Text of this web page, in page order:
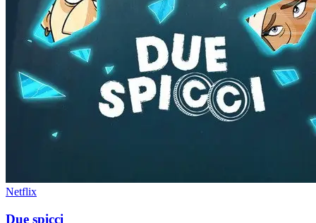
Netflix
Due spicci